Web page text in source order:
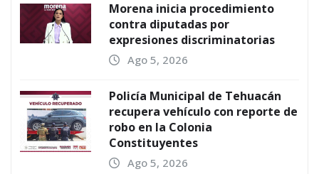
Morena inicia procedimiento
contra diputadas por
expresiones discriminatorias
Ago 5, 2026
Policía Municipal de Tehuacán
recupera vehículo con reporte de
robo en la Colonia
Constituyentes
Ago 5, 2026